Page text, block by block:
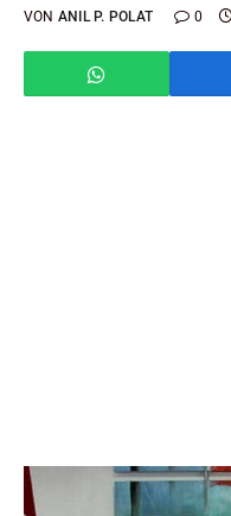
VON ANIL P. POLAT 0